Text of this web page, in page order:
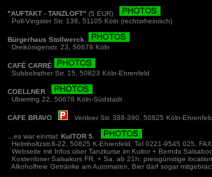
"AUFTAKT - TANZLOFT" (5 EUR)
Poll-Vingster Str. 138, 51105 Köln (rechtsrheinisch)
Bürgerhaus Stollwerck,
Dreikönigenstr. 23, 50678 Köln
CAFÉ CARRÉ
Subbelrather Str. 15, 50823 Köln-Ehrenfeld
COELLNER
Ubierring 22, 50678 Köln-Südstadt
CAFE BRAVO Venloer Str. 388-390, 50825 Köln-Ehrenfeld
...es war einmal: KulTOR 5,
Helmholtzstr.8-22, 50825 K-Ehrenfeld, Tel 0221-9545 025,
Webseite mit Infos über Tanzkurse im Kultor + Bernds
Kostenloser Salsakurs FR. + Sa. ab 21h; preisgünstige location
Alkoholfreie Getränke am Automaten, Bier darf sogar